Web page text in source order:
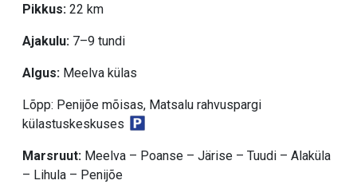
Pikkus: 22 km
Ajakulu: 7–9 tundi
Algus: Meelva külas
Lõpp: Penijõe mõisas, Matsalu rahvuspargi
külastuskeskuses
Marsruut: Meelva – Poanse – Järise – Tuudi – Alaküla
– Lihula – Penijõe